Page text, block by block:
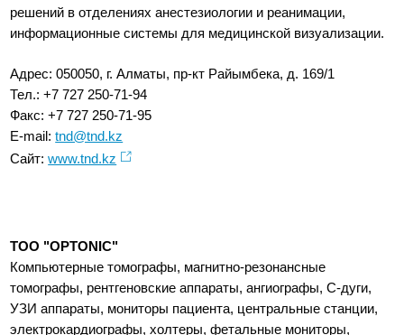
решений в отделениях анестезиологии и реанимации,
информационные системы для медицинской визуализации.
Адрес: 050050, г. Алматы, пр-кт Райымбека, д. 169/1
Тел.: +7 727 250-71-94
Факс: +7 727 250-71-95
E-mail:tnd@tnd.kz
Сайт:www.tnd.kz
ТОО "OPTONIC"
Компьютерные томографы, магнитно-резонансные
томографы, рентгеновские аппараты, ангиографы, С-дуги,
УЗИ аппараты, мониторы пациента, центральные станции,
электрокардиографы, холтеры, фетальные мониторы,